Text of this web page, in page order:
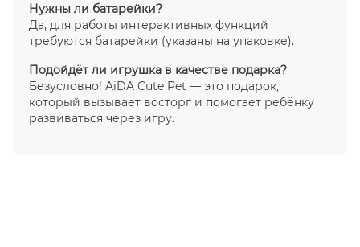
Нужны ли батарейки?
Да, для работы интерактивных функций
требуются батарейки (указаны на упаковке).
Подойдёт ли игрушка в качестве подарка?
Безусловно! AiDA Cute Pet — это подарок,
который вызывает восторг и помогает ребёнку
развиваться через игру.